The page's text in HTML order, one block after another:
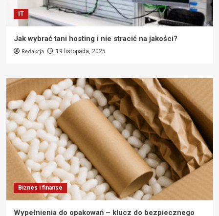
IT
Jak wybrać tani hosting i nie stracić na jakości?
Redakcja 19 listopada, 2025
Biznes i finanse
Wypełnienia do opakowań – klucz do bezpiecznego